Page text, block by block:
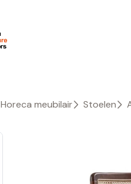
Horeca meubilair Stoelen